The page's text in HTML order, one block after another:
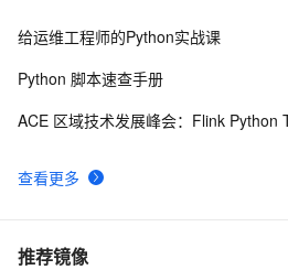
查看更多
给运维工程师的Python实战课
Python 脚本速查手册
ACE 区域技术发展峰会：Flink Python
推荐镜像